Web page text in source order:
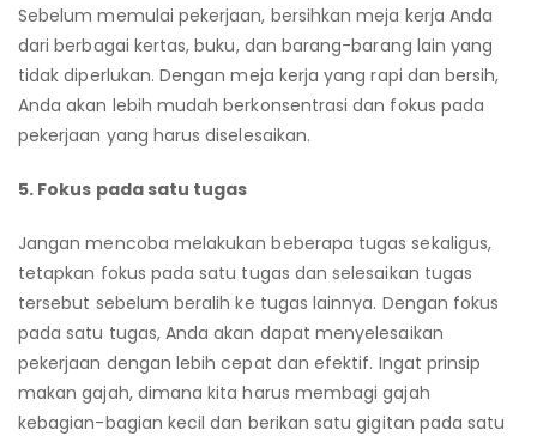
Sebelum memulai pekerjaan, bersihkan meja kerja Anda
dari berbagai kertas, buku, dan barang-barang lain yang
tidak diperlukan. Dengan meja kerja yang rapi dan bersih,
Anda akan lebih mudah berkonsentrasi dan fokus pada
pekerjaan yang harus diselesaikan.
5. Fokus pada satu tugas
Jangan mencoba melakukan beberapa tugas sekaligus,
tetapkan fokus pada satu tugas dan selesaikan tugas
tersebut sebelum beralih ke tugas lainnya. Dengan fokus
pada satu tugas, Anda akan dapat menyelesaikan
pekerjaan dengan lebih cepat dan efektif. Ingat prinsip
makan gajah, dimana kita harus membagi gajah
kebagian-bagian kecil dan berikan satu gigitan pada satu